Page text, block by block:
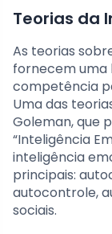
Teorias da
As teorias
fornecem uma
competência
Uma das
Goleman, que
“Inteligência
inteligência
principais:
autocontrole,
sociais.